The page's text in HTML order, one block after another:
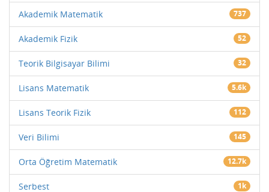
Akademik Matematik 737
Akademik Fizik 52
Teorik Bilgisayar Bilimi 32
Lisans Matematik 5.6k
Lisans Teorik Fizik 112
Veri Bilimi 145
Orta Öğretim Matematik 12.7k
Serbest 1k